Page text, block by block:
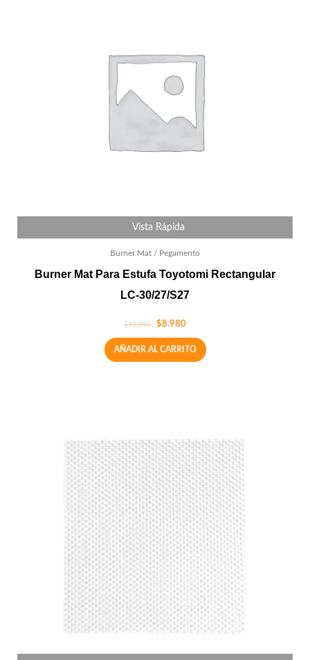
Vista Rápida
Burner Mat / Pegamento
Burner Mat Para Estufa Toyotomi Rectangular
LC-30/27/S27
$10.980 $8.980
AÑADIR AL CARRITO